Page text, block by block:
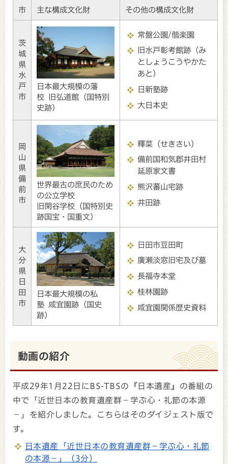
市 主な構成文化財 その他の構成文化財
茨
城
県
水
戸
市
日本最大規模の藩
校 旧弘道館（国特別
史跡）
常盤公園/偕楽園
旧水戸彰考館跡（み
としょうこうやかた
あと）
日新塾跡
大日本史
岡
山
県
備
前
市
世界最古の庶民のため
の公立学校
旧閑谷学校（国特別史
跡国宝・国重文）
釋菜（せきさい）
備前国和気郡井田村
延原家文書
熊沢蕃山宅跡
井田跡
大
分
県
日
田
市
日本最大規模の私
塾 咸宜園跡（国史
跡）
日田市豆田町
廣瀬淡窓旧宅及び墓
長福寺本堂
桂林園跡
咸宜園関係歴史資料
動画の紹介
平成29年1月22日にBS-TBSの『日本遺産』の番組の
中で「近世日本の教育遺産群－学ぶ心・礼節の本源
－」を紹介しました。こちらはそのダイジェスト版で
す。
日本遺産「近世日本の教育遺産群－学ぶ心・礼節
の本源－」（3分）